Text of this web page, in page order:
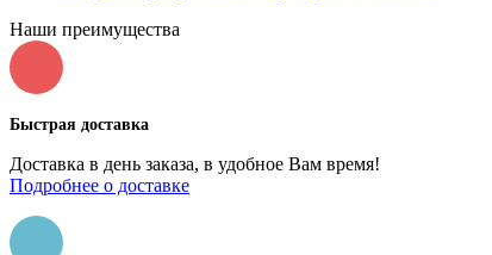
Наши преимущества
Быстрая доставка
Доставка в день заказа, в удобное Вам время!
Подробнее о доставке